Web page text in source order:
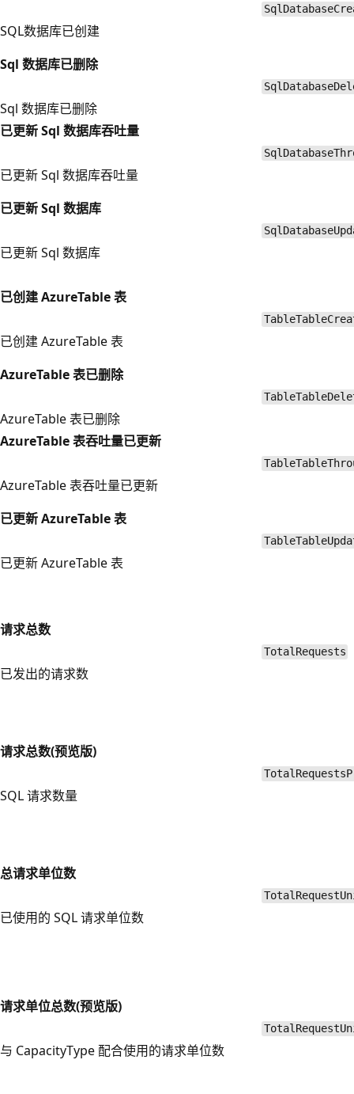
SQL数据库已创建
Sql 数据库已删除
Sql 数据库已删除
已更新 Sql 数据库吞吐量
已更新 Sql 数据库吞吐量
已更新 Sql 数据库
已更新 Sql 数据库
已创建 AzureTable 表
已创建 AzureTable 表
AzureTable 表已删除
AzureTable 表已删除
AzureTable 表吞吐量已更新
AzureTable 表吞吐量已更新
已更新 AzureTable 表
已更新 AzureTable 表
请求总数
已发出的请求数
TotalRequests
请求总数(预览版)
SQL 请求数量
总请求单位数
已使用的 SQL 请求单位数
请求单位总数(预览版)
与 CapacityType 配合使用的请求单位数